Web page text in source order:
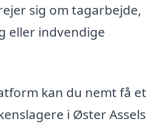
sig om tagarbejde,
eller indvendige
kan du nemt få et
i Øster Assels